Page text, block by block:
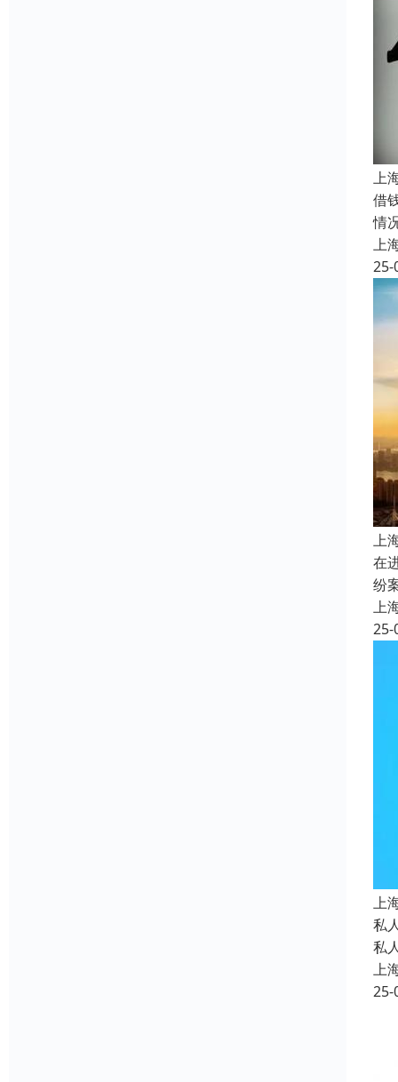
上
借
情
上
25-
上
在
纷
上
25-
上
私
私
上
25-